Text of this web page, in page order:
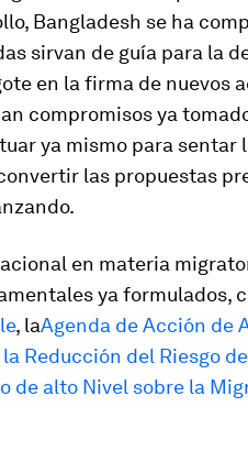
Bangladesh se ha
sirvan de guía para la
en la firma de nuevos
compromisos ya
ya mismo para sentar
las propuestas
en materia
ya formulados,
, laAgenda de Acción de
Reducción del Riesgo
de alto Nivel sobre la